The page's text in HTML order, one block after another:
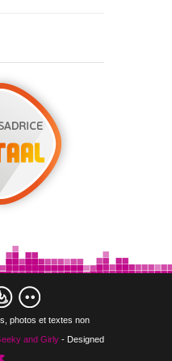
photos et textes non
and Girly- Designed